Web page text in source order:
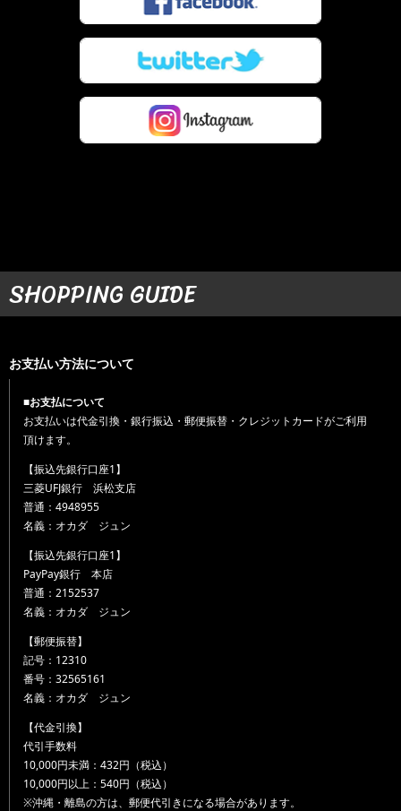
SHOPPING GUIDE
お支払い方法について
■お支払について
お支払いは代金引換・銀行振込・郵便振替・クレジットカードがご利用
頂けます。
【振込先銀行口座1】
三菱UFJ銀行 浜松支店
普通：4948955
名義：オカダ ジュン
【振込先銀行口座1】
PayPay銀行 本店
普通：2152537
名義：オカダ ジュン
【郵便振替】
記号：12310
番号：32565161
名義：オカダ ジュン
【代金引換】
代引手数料
10,000円未満：432円（税込）
10,000円以上：540円（税込）
※沖縄・離島の方は、郵便代引きになる場合があります。